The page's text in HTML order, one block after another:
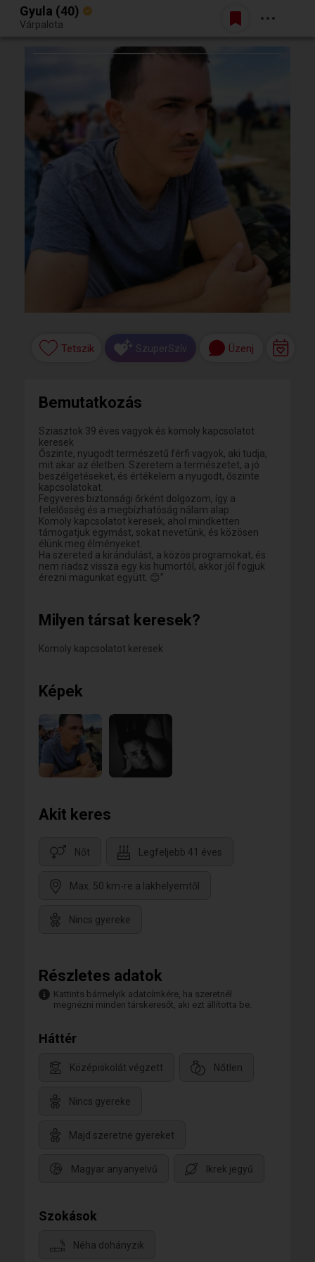
Egy jó randiból bármi lehet.
Belépés
Gyula (40)
Várpalota
Tetszik SzuperSzív Üzenj
Bemutatkozás
Sziasztok 39 éves vagyok és komoly kapcsolatot
keresek
Őszinte, nyugodt természetű férfi vagyok, aki tudja,
mit akar az életben. Szeretem a természetet, a jó
beszélgetéseket, és értékelem a nyugodt, őszinte
kapcsolatokat.
Fegyveres biztonsági őrként dolgozom, így a
felelősség és a megbízhatóság nálam alap.
Komoly kapcsolatot keresek, ahol mindketten
támogatjuk egymást, sokat nevetünk, és közösen
élünk meg élményeket.
Ha szereted a kirándulást, a közös programokat, és
nem riadsz vissza egy kis humortól, akkor jól fogjuk
érezni magunkat együtt. 😊”
Milyen társat keresek?
Komoly kapcsolatot keresek
Képek
Akit keres
Nőt Legfeljebb 41 éves
Max. 50 km-re a lakhelyemtől
Nincs gyereke
Részletes adatok
Kattints bármelyik adatcímkére, ha szeretnél
megnézni minden társkeresőt, aki ezt állította be.
Háttér
Középiskolát végzett Nőtlen
Nincs gyereke
Majd szeretne gyereket
Magyar anyanyelvű Ikrek jegyű
Szokások
Néha dohányzik